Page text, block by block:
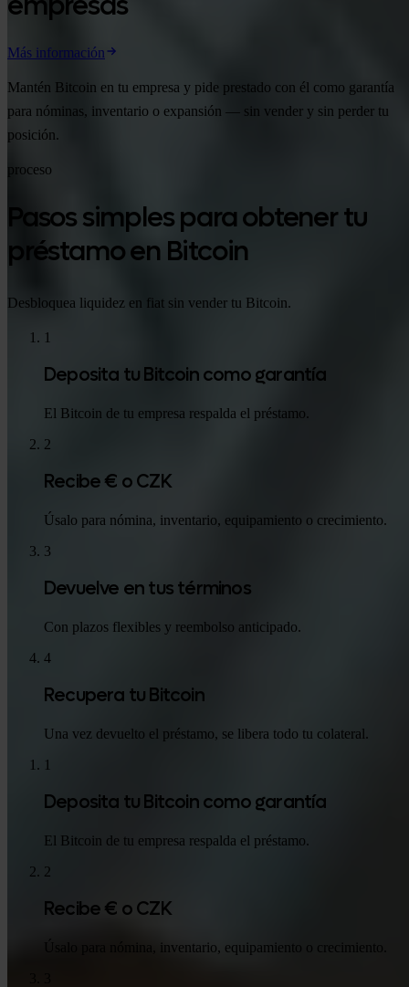
Más información
Mantén Bitcoin en tu empresa y pide prestado con él como garantía
para nóminas, inventario o expansión — sin vender y sin perder tu
posición.
proceso
Pasos simples para obtener tu
préstamo en Bitcoin
Desbloquea liquidez en fiat sin vender tu Bitcoin.
1
Deposita tu Bitcoin como garantía
El Bitcoin de tu empresa respalda el préstamo.
2
Recibe € o CZK
Úsalo para nómina, inventario, equipamiento o crecimiento.
3
Devuelve en tus términos
Con plazos flexibles y reembolso anticipado.
4
Recupera tu Bitcoin
Una vez devuelto el préstamo, se libera todo tu colateral.
1
Deposita tu Bitcoin como garantía
El Bitcoin de tu empresa respalda el préstamo.
2
Recibe € o CZK
Úsalo para nómina, inventario, equipamiento o crecimiento.